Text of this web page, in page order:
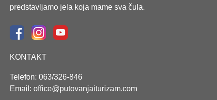
predstavljamo jela koja mame sva čula.
KONTAKT
Telefon: 063/326-846
Email: office@putovanjaiturizam.com